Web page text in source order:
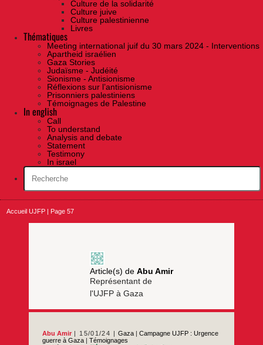
Culture de la solidarité
Culture juive
Culture palestinienne
Livres
Thématiques
Meeting international juif du 30 mars 2024 - Interventions
Apartheid israélien
Gaza Stories
Judaïsme - Judéité
Sionisme - Antisionisme
Réflexions sur l’antisionisme
Prisonniers palestiniens
Témoignages de Palestine
In english
Call
To understand
Analysis and debate
Statement
Testimony
In israel
Accueil UJFP Page 57
Article(s) de Abu Amir
Représentant de
l'UJFP à Gaza
Abu Amir 15/01/24 Gaza |Campagne UJFP : Urgence
guerre à Gaza |Témoignages